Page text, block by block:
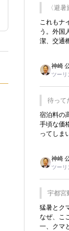
〈避
ム、都
これもナ
う。外国
潔、交通
す。そ
トが行わ
楽しみ
神崎
ツーリ
待って
気
宿泊料の
手頃な価
ってしま
行をし
夕方から
した。
夜行バス
疲れが
神崎
ツーリ
宇都宮
離」を
猛暑とク
なぜ、こ
一、クマ